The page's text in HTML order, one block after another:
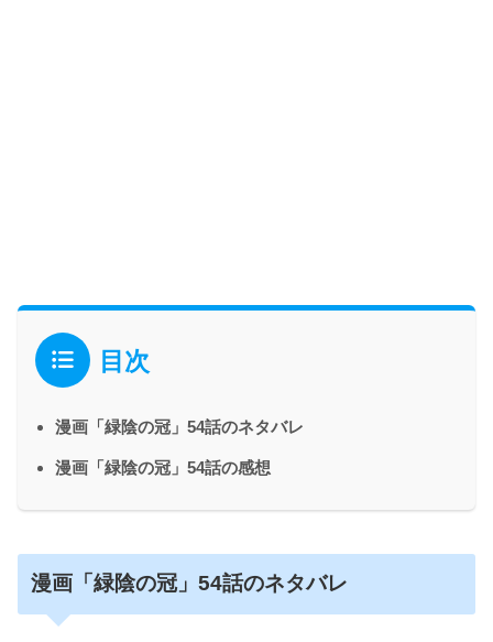
目次
漫画「緑陰の冠」54話のネタバレ
漫画「緑陰の冠」54話の感想
漫画「緑陰の冠」54話のネタバレ